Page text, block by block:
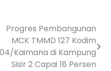
Progres Pembangunan
MCK TMMD 127 Kodim
Kaimana di Kampung
Sisir 2 Capai 18 Persen